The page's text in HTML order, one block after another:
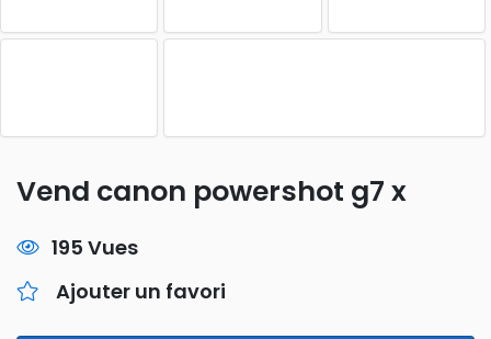
Vend canon powershot g7 x
195 Vues
Ajouter un favori